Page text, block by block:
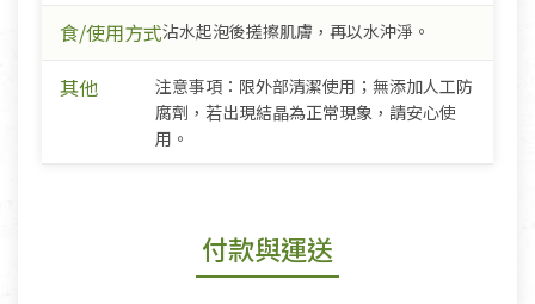
食/使用方式沾水起泡後搓擦肌膚，再以水沖淨。
其他
注意事項：限外部清潔使用；無添加人工防
腐劑，若出現結晶為正常現象，請安心使
用。
付款與運送